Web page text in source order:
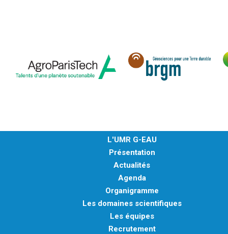
HDR
THÈSES
NOS TRAVAUX EN VIDÉO
L'UMR G-EAU
Présentation
Actualités
Agenda
Organigramme
Les domaines scientifiques
Les équipes
Recrutement